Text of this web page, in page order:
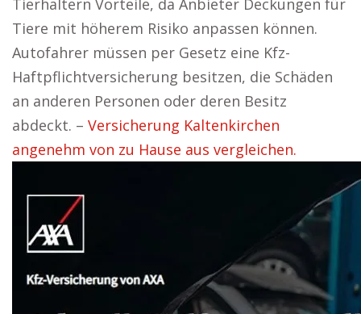
Tierhaltern Vorteile, da Anbieter Deckungen für
Tiere mit höherem Risiko anpassen können.
Autofahrer müssen per Gesetz eine Kfz-
Haftpflichtversicherung besitzen, die Schäden
an anderen Personen oder deren Besitz
abdeckt. – Versicherung Kaltenkirchen
angenehm von zu Hause aus vergleichen.